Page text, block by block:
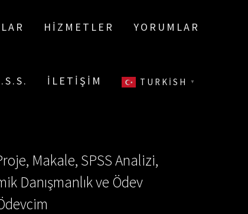
HIZMETLER YORUMLAR
İLETIŞIM TURKISH ▼
Makale, SPSS Analizi,
Danışmanlık ve Ödev